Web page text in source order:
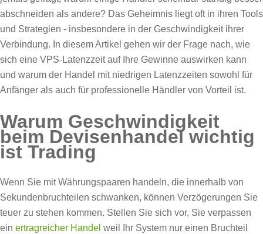
abschneiden als andere? Das Geheimnis liegt oft in ihren Tools
und Strategien - insbesondere in der Geschwindigkeit ihrer
Verbindung. In diesem Artikel gehen wir der Frage nach, wie
sich eine VPS-Latenzzeit auf Ihre Gewinne auswirken kann
und warum der Handel mit niedrigen Latenzzeiten sowohl für
Anfänger als auch für professionelle Händler von Vorteil ist.
Warum Geschwindigkeit
beim Devisenhandel wichtig
ist Trading
Wenn Sie mit Währungspaaren handeln, die innerhalb von
Sekundenbruchteilen schwanken, können Verzögerungen Sie
teuer zu stehen kommen. Stellen Sie sich vor, Sie verpassen
ein ertragreicher Handel weil Ihr System nur einen Bruchteil